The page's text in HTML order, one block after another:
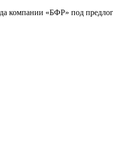
компании «БФР» под